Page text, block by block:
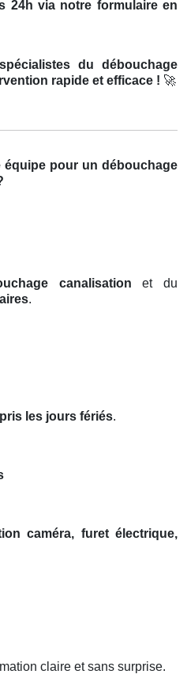
24h via notre formulaire en
du débouchage
rapide et efficace ! 🚀
pour un débouchage
canalisation et du
.
les jours fériés.
caméra, furet électrique,
claire et sans surprise.